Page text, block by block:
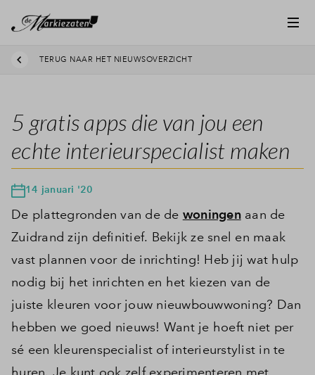
TERUG NAAR HET NIEUWSOVERZICHT
5 gratis apps die van jou een
echte interieurspecialist maken
14 januari '20
De plattegronden van de de woningenaan de
Zuidrand zijn definitief. Bekijk ze snel en maak
vast plannen voor de inrichting! Heb jij wat hulp
nodig bij het inrichten en het kiezen van de
juiste kleuren voor jouw nieuwbouwwoning? Dan
hebben we goed nieuws! Want je hoeft niet per
sé een kleurenspecialist of interieurstylist in te